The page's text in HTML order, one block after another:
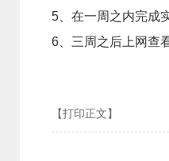
5、在一周之内完成
6、三周之后上网查
【打印正文】